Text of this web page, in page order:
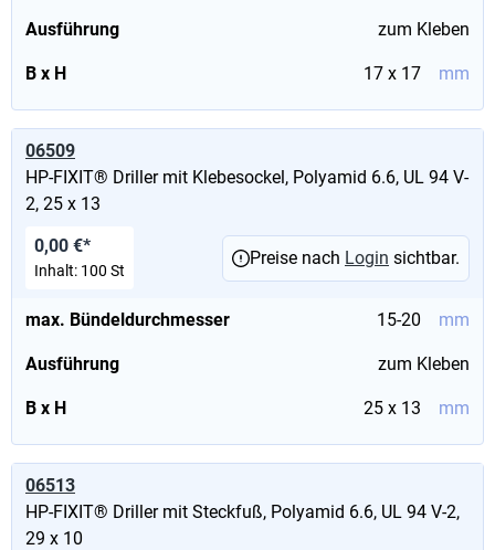
Ausführung zum Kleben
B x H 17 x 17 mm
06509
HP-FIXIT® Driller mit Klebesockel, Polyamid 6.6, UL 94 V-
2, 25 x 13
max. Bündeldurchmesser 15-20 mm
Ausführung zum Kleben
B x H 25 x 13 mm
0,00 €*
Inhalt: 100 St
Preise nach Login sichtbar.
06513
HP-FIXIT® Driller mit Steckfuß, Polyamid 6.6, UL 94 V-2,
29 x 10